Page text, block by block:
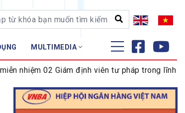
MULTIMEDIA
Tập huấn
nhiệm 02 Giám định viên tư pháp trong lĩnh vực